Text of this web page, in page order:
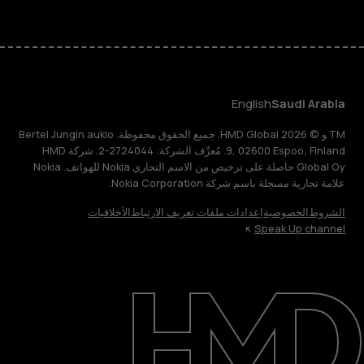
حول
الدعم
Saudi Arabia
English
TM و © 2026 HMD Global. جميع الحقوق محفوظة. Bertel Jungin aukio
9, 02600 Espoo, Finland. مُعرِّف الشركة: 2724044-2. شركة HMD
Global Oy حاصلة على ترخيص من الاسم التجاري Nokia للهواتف. Nokia
علامة تجارية مسجلة باسم شركة Nokia Corporation.
الشروطالخصوصيةإعدادات ملفات تعريف الارتباطالأخلاقيات
Speak Up channel